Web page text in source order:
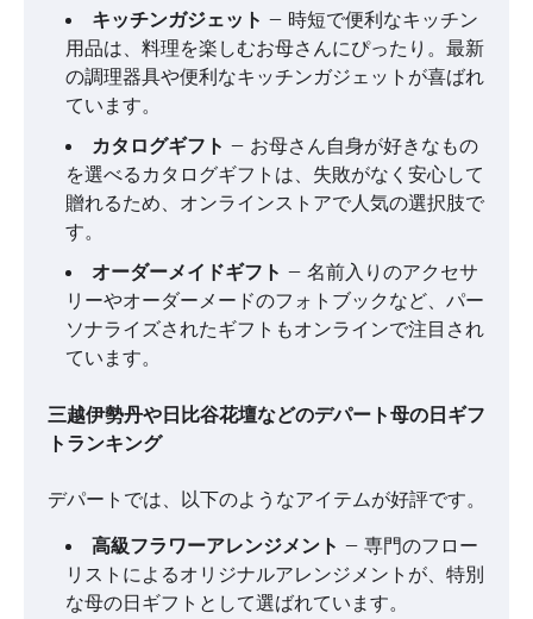
キッチンガジェット – 時短で便利なキッチン
用品は、料理を楽しむお母さんにぴったり。最新
の調理器具や便利なキッチンガジェットが喜ばれ
ています。
カタログギフト – お母さん自身が好きなもの
を選べるカタログギフトは、失敗がなく安心して
贈れるため、オンラインストアで人気の選択肢で
す。
オーダーメイドギフト – 名前入りのアクセサ
リーやオーダーメードのフォトブックなど、パー
ソナライズされたギフトもオンラインで注目され
ています。
三越伊勢丹や日比谷花壇などのデパート母の日ギフ
トランキング
デパートでは、以下のようなアイテムが好評です。
高級フラワーアレンジメント – 専門のフロー
リストによるオリジナルアレンジメントが、特別
な母の日ギフトとして選ばれています。